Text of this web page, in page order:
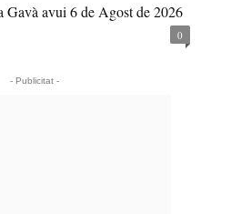
Gavà avui 6 de Agost de 2026
0
- Publicitat -